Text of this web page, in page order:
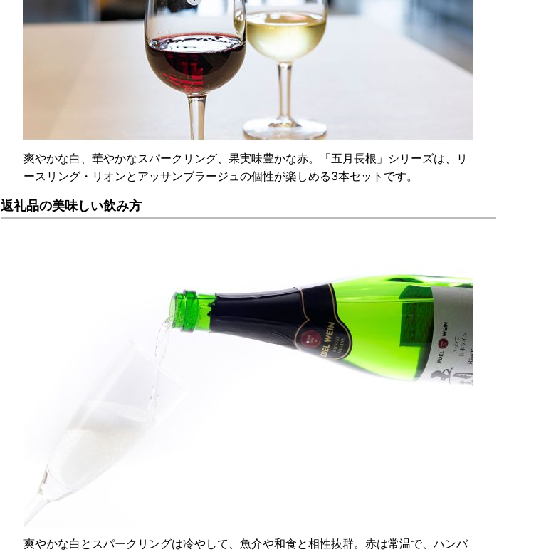
爽やかな白、華やかなスパークリング、果実味豊かな赤。「五月長根」シリーズは、リ
ースリング・リオンとアッサンブラージュの個性が楽しめる3本セットです。
返礼品の美味しい飲み方
爽やかな白とスパークリングは冷やして、魚介や和食と相性抜群。赤は常温で、ハンバ